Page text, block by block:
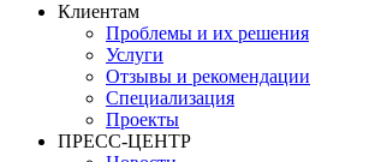
Клиентам
Проблемы и их решения
Услуги
Отзывы и рекомендации
Специализация
Проекты
ПРЕСС-ЦЕНТР